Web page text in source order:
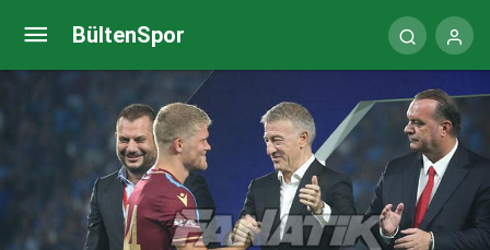
BültenSpor
Abdullah Avcı, Trabzonspor’da 3. kupasını kazandı